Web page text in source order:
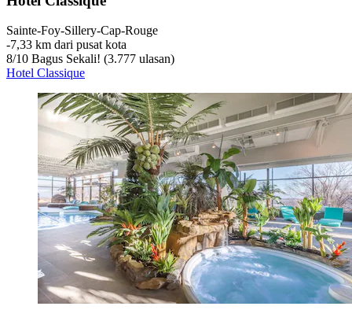
Sainte-Foy-Sillery-Cap-Rouge
‐7,33 km dari pusat kota
8/10 Bagus Sekali! (3.777 ulasan)
Hotel Classique